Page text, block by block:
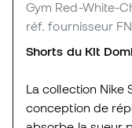
Gym Red-White-
réf. fournisseur
Shorts du Kit
La collection Nike
conception de